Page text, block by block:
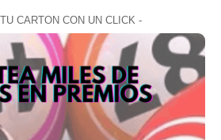
CARTON CON UN CLICK -